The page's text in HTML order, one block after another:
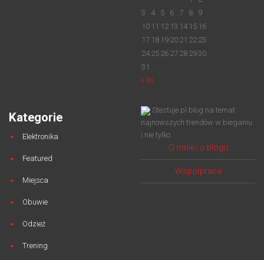
3
4 5 6 7 8
9
10 11 12 13 14 15 16
17 18 19 20 21 22 23
24 25 26 27 28 2930
31
« lis
Kategorie
Elektronika
Featured
Miejsca
Obuwie
Odzież
Trening
Stestuje.pl blog na temat
najnowszych trendów w bieganiu
i nie tylko.
O mnie i o blogu
Współpraca